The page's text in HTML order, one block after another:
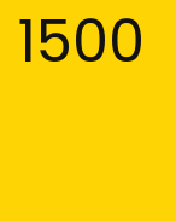
1500